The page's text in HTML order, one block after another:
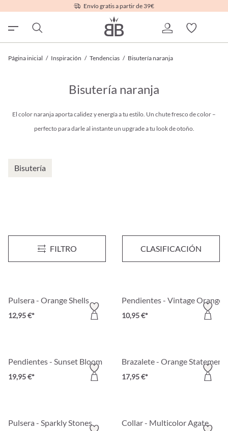
Envío gratis a partir de 39€
Página inicial / Inspiración / Tendencias / Bisutería naranja
Bisutería naranja
El color naranja aporta calidez y energía a tu estilo. Un chute fresco de color –
perfecto para darle al instante un upgrade a tu look de otoño.
Bisutería
FILTRO CLASIFICACIÓN
Collar - Orange Agate Set de brazaletes - Golden
17,95 €*
Pulsera - Orange Shells
12,95 €*
Pendientes - Vintage Orange
10,95 €*
Pendientes - Sunset Bloom
19,95 €*
Brazalete - Orange Statement
17,95 €*
Pulsera - Sparkly Stones Collar - Multicolor Agate